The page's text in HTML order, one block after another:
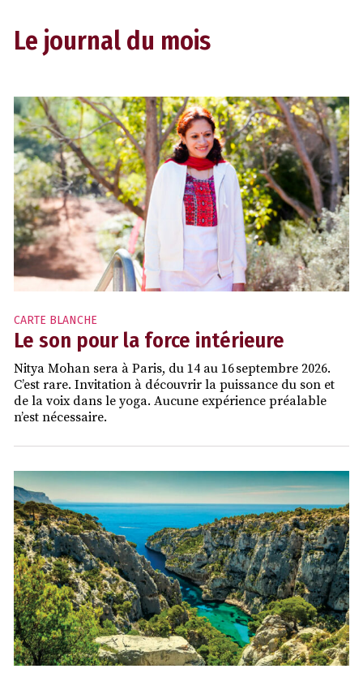
Le journal du mois
CARTE BLANCHE
Le son pour la force intérieure
Nitya Mohan sera à Paris, du 14 au 16 septembre 2026.
C’est rare. Invitation à découvrir la puissance du son et
de la voix dans le yoga. Aucune expérience préalable
n’est nécessaire.